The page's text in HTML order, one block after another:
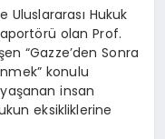
Uluslararası Hukuk
olan Prof.
“Gazze’den Sonra
konulu
yaşanan insan
eksikliklerine